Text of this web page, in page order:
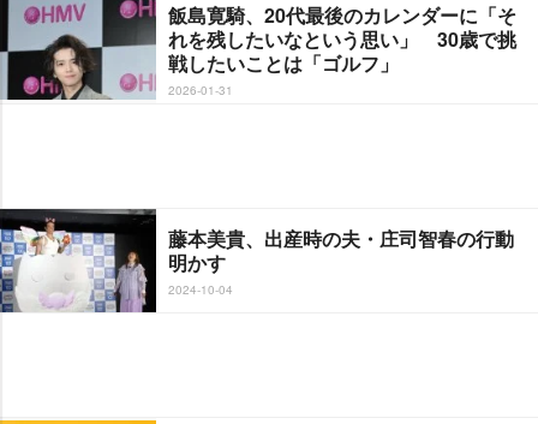
飯島寛騎、20代最後のカレンダーに「そ
れを残したいなという思い」 30歳で挑
戦したいことは「ゴルフ」
2026-01-31
藤本美貴、出産時の夫・庄司智春の行動
明かす
2024-10-04